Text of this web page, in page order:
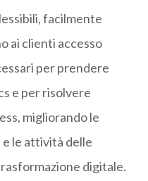
facilmente
ai clienti accesso
per prendere
e per risolvere
migliorando le
le attività delle
digitale.